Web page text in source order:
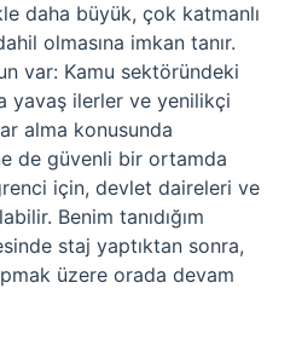
daha büyük, çok katmanlı
olmasına imkan tanır.
var: Kamu sektöründeki
yavaş ilerler ve yenilikçi
alma konusunda
de güvenli bir ortamda
için, devlet daireleri ve
Benim tanıdığım
staj yaptıktan sonra,
üzere orada devam